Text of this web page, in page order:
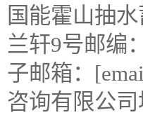
国能霍山抽
兰轩9号邮编
子邮箱：
咨询有限公